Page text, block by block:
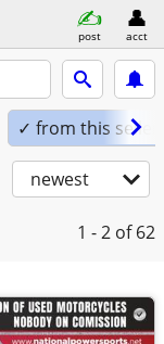
post acct
✓ from this seller
newest
1 - 2 of 62